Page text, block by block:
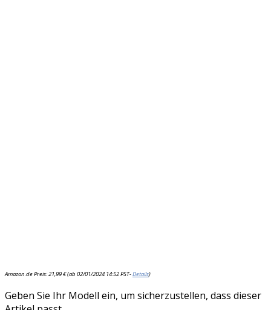
Amazon.de Preis:21,99€(ab 02/01/2024 14:52 PST-Details)
Geben Sie Ihr Modell ein, um sicherzustellen, dass dieser